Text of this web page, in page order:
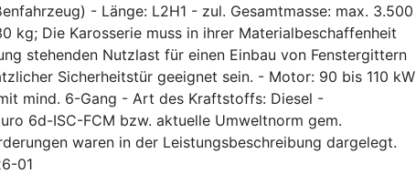
- Länge: L2H1 - zul. Gesamtmasse: max. 3.500
kg; Die Karosserie muss in ihrer Materialbeschaffenheit
stehenden Nutzlast für einen Einbau von Fenstergittern
Sicherheitstür geeignet sein. - Motor: 90 bis 110 kW
mind. 6-Gang - Art des Kraftstoffs: Diesel -
6d-ISC-FCM bzw. aktuelle Umweltnorm gem.
waren in der Leistungsbeschreibung dargelegt.
01